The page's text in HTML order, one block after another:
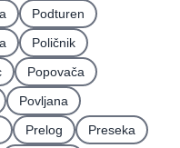
Podturen
Poličnik
Popovača
Povljana
Prelog
Preseka